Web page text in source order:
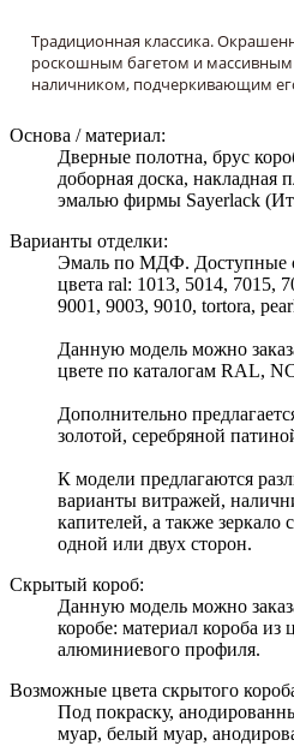
Традиционная классика.
роскошным багетом и
наличником, подчеркивающим
Основа / материал:
Дверные полотна, брус
доборная доска, накладная
эмалью фирмы Sayerlack
Варианты отделки:
Эмаль по МДФ. Доступные
цвета ral: 1013, 5014, 7015,
9001, 9003, 9010, tortora,
Данную модель можно
цвете по каталогам RAL,
Дополнительно
золотой, серебряной
К модели предлагаются
варианты витражей,
капителей, а также зеркало
одной или двух сторон.
Скрытый короб:
Данную модель можно
коробе: материал короба из
алюминиевого профиля.
Возможные цвета скрытого
Под покраску,
муар, белый муар,